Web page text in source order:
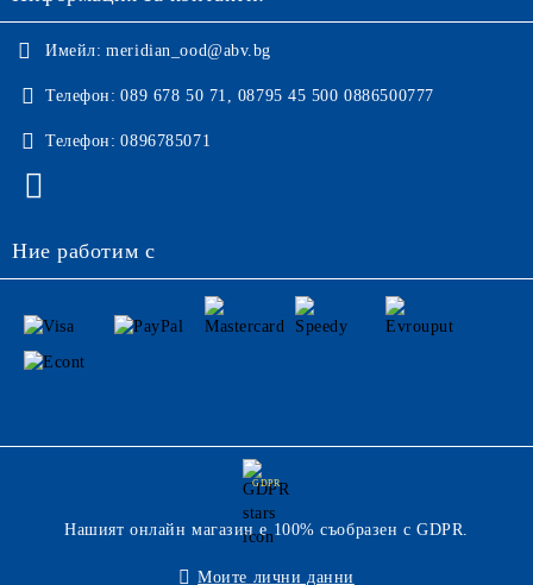
Имейл: meridian_ood@abv.bg
Телефон: 089 678 50 71, 08795 45 500 0886500777
Телефон: 0896785071
Ние работим с
GDPR
Нашият онлайн магазин е 100% съобразен с GDPR.
Моите лични данни